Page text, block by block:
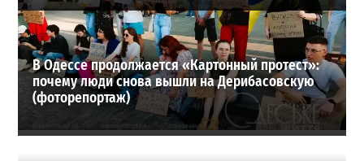
В Одессе продолжается «Картонный протест»:
почему люди снова вышли на Дерибасовскую
(фоторепортаж)